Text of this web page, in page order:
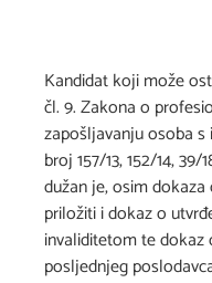
Kandidat koji može
čl. 9. Zakona o
zapošljavanju osoba
broj 157/13, 152/14,
dužan je, osim
priložiti i dokaz o
invaliditetom te
posljednjeg